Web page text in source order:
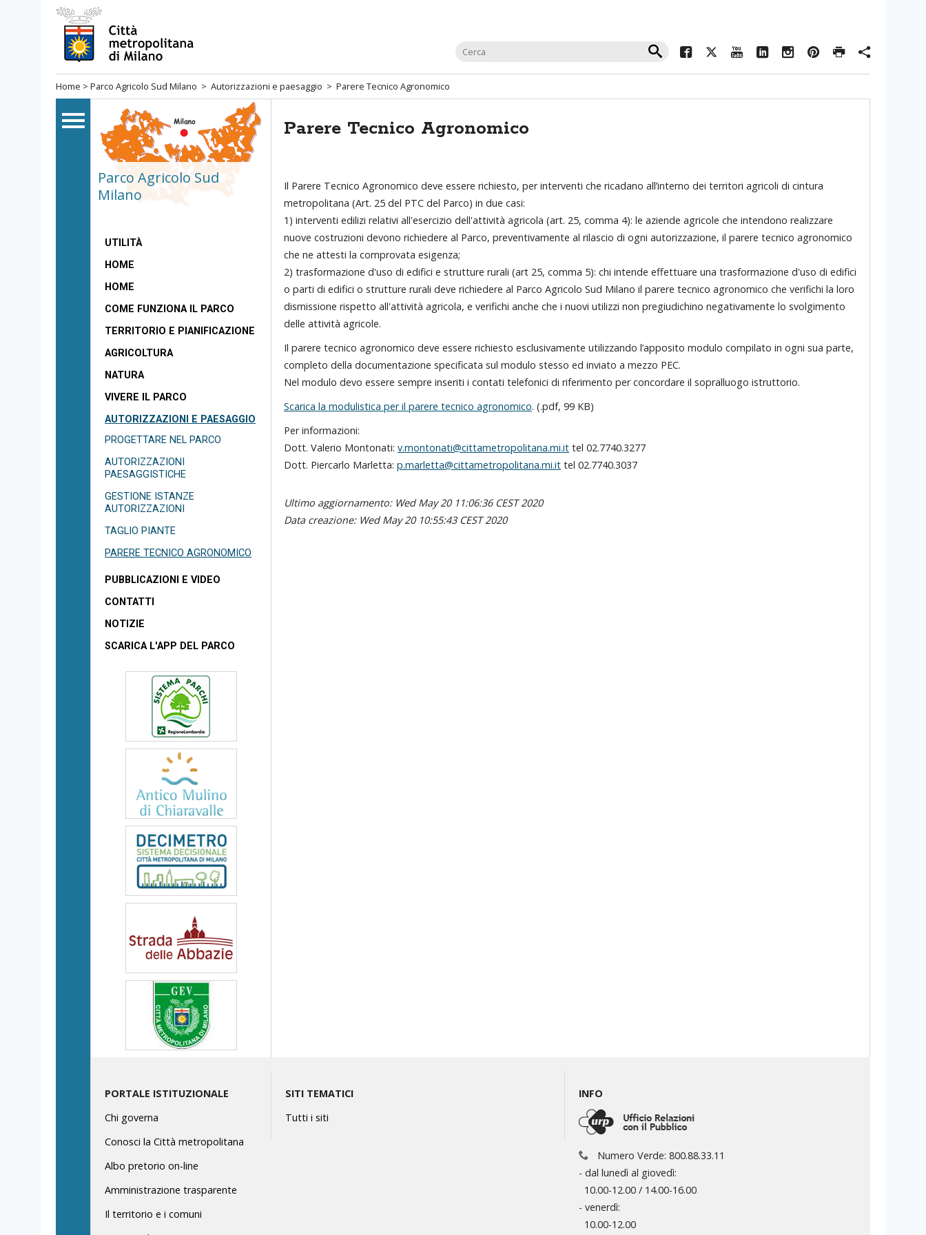
Salta
al
menù
navigazione
Salta
menù
navigazione
contenuto
banner
footer
Home > Parco Agricolo Sud Milano > Autorizzazioni e paesaggio > Parere Tecnico Agronomico
Parco Agricolo Sud
Milano
UTILITÀ
HOME
HOME
COME FUNZIONA IL PARCO
TERRITORIO E PIANIFICAZIONE
AGRICOLTURA
NATURA
VIVERE IL PARCO
AUTORIZZAZIONI E PAESAGGIO
PROGETTARE NEL PARCO
AUTORIZZAZIONI
PAESAGGISTICHE
GESTIONE ISTANZE
AUTORIZZAZIONI
TAGLIO PIANTE
PARERE TECNICO AGRONOMICO
PUBBLICAZIONI E VIDEO
CONTATTI
NOTIZIE
SCARICA L'APP DEL PARCO
Parere Tecnico Agronomico
Il Parere Tecnico Agronomico deve essere richiesto, per interventi che ricadano all’interno dei territori agricoli di cintura
metropolitana (Art. 25 del PTC del Parco) in due casi:
1) interventi edilizi relativi all'esercizio dell'attività agricola (art. 25, comma 4): le aziende agricole che intendono realizzare
nuove costruzioni devono richiedere al Parco, preventivamente al rilascio di ogni autorizzazione, il parere tecnico agronomico
che ne attesti la comprovata esigenza;
2) trasformazione d'uso di edifici e strutture rurali (art 25, comma 5): chi intende effettuare una trasformazione d'uso di edifici
o parti di edifici o strutture rurali deve richiedere al Parco Agricolo Sud Milano il parere tecnico agronomico che verifichi la loro
dismissione rispetto all'attività agricola, e verifichi anche che i nuovi utilizzi non pregiudichino negativamente lo svolgimento
delle attività agricole.
Il parere tecnico agronomico deve essere richiesto esclusivamente utilizzando l’apposito modulo compilato in ogni sua parte,
completo della documentazione specificata sul modulo stesso ed inviato a mezzo PEC.
Nel modulo devo essere sempre inseriti i contati telefonici di riferimento per concordare il sopralluogo istruttorio.
Scarica la modulistica per il parere tecnico agronomico. (.pdf, 99 KB)
Per informazioni:
Dott. Valerio Montonati: v.montonati@cittametropolitana.mi.it tel 02.7740.3277
Dott. Piercarlo Marletta: p.marletta@cittametropolitana.mi.it tel 02.7740.3037
Ultimo aggiornamento: Wed May 20 11:06:36 CEST 2020
Data creazione: Wed May 20 10:55:43 CEST 2020
PORTALE ISTITUZIONALE
Chi governa
Conosci la Città metropolitana
Albo pretorio on-line
Amministrazione trasparente
Il territorio e i comuni
SITI TEMATICI
Tutti i siti
INFO
Numero Verde: 800.88.33.11
- dal lunedì al giovedì:
10.00-12.00 / 14.00-16.00
- venerdì:
10.00-12.00